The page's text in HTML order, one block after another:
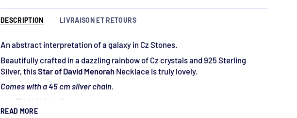
DESCRIPTION LIVRAISON ET RETOURS
An abstract interpretation of a galaxy in Cz Stones.
Beautifully crafted in a dazzling rainbow of Cz crystals and 925 Sterling
Silver, thisStar of David Menorah Necklace is truly lovely.
Comes with a 45 cm silver chain.
Made in Israel
925 Silver and Cz Stones
READ MORE